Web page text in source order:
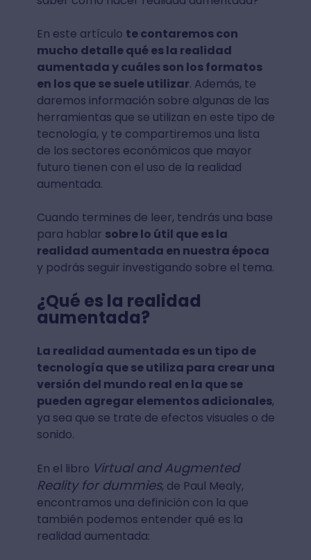
En este artículo te contaremos con
mucho detalle qué es la realidad
aumentada y cuáles son los formatos
en los que se suele utilizar. Además, te
daremos información sobre algunas de las
herramientas que se utilizan en este tipo de
tecnología, y te compartiremos una lista
de los sectores económicos que mayor
futuro tienen con el uso de la realidad
aumentada.
Cuando termines de leer, tendrás una base
para hablar sobre lo útil que es la
realidad aumentada en nuestra época
y podrás seguir investigando sobre el tema.
¿Qué es la realidad
aumentada?
La realidad aumentada es un tipo de
tecnología que se utiliza para crear una
versión del mundo real en la que se
pueden agregar elementos adicionales,
ya sea que se trate de efectos visuales o de
sonido.
En el libro Virtual and Augmented
Reality for dummies, de Paul Mealy,
encontramos una definición con la que
también podemos entender qué es la
realidad aumentada: